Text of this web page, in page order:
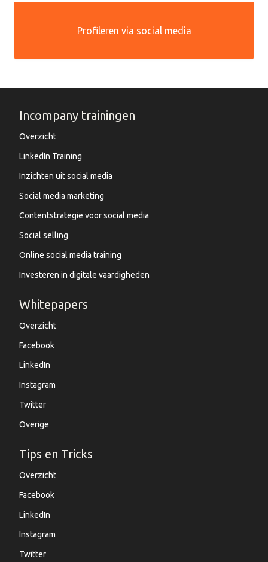
Profileren via social media
Incompany trainingen
Overzicht
LinkedIn Training
Inzichten uit social media
Social media marketing
Contentstrategie voor social media
Social selling
Online social media training
Investeren in digitale vaardigheden
Whitepapers
Overzicht
Facebook
LinkedIn
Instagram
Twitter
Overige
Tips en Tricks
Overzicht
Facebook
LinkedIn
Instagram
Twitter